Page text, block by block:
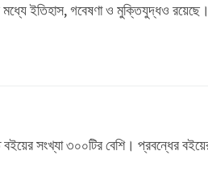
ইতিহাস, গবেষণা ও মুক্তিযুদ্ধও রয়েছে।
সংখ্যা ৩০০টির বেশি। প্রবন্ধের